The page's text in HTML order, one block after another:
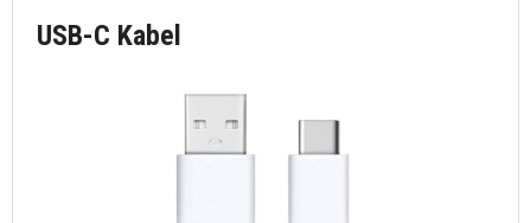
USB-C Kabel